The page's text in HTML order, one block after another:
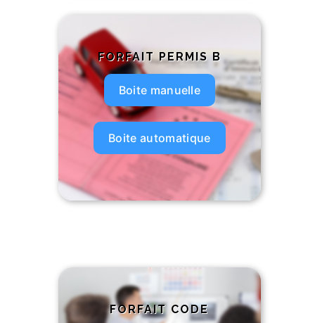
FORFAIT PERMIS B
Boite manuelle
Boite automatique
FORFAIT CODE